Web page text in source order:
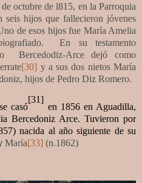
octubre de l815, en la Parroquia
seis hijos que fallecieron jóvenes
de esos hijos fue María Amelia
En su testamento
Bercedodiz-Arce dejó como
[30] y a sus dos nietos María
hijos de Pedro Diz Romero.
casó
[31]
en 1856 en Aguadilla,
Bercedoniz Arce. Tuvieron por
nacida al año siguiente de su
María[33] (n.1862)